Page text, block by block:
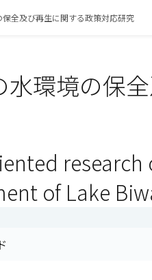
全及び再生に関する政策対応研究
水環境の保
of Lake